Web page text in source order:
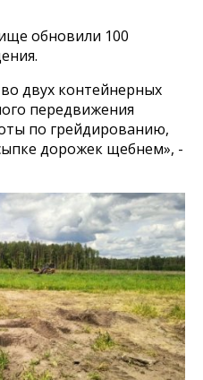
обновили 100
двух контейнерных
передвижения
по грейдированию,
дорожек щебнем», -